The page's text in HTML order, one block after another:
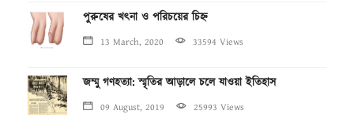
পুরুষের খৎনা ও পরিচয়ের চিহ্ন
13 March, 2020 33594 Views
জম্মু গণহত্যা: স্মৃতির আড়ালে চলে যাওয়া ইতিহাস
09 August, 2019 25993 Views